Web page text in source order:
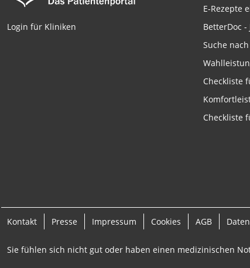
Login für Kliniken
E-Rezepte
BetterDoc
Suche
Checkliste
Checkliste
Kontakt Presse Impressum Cookies AGB
Sie fühlen sich nicht gut oder haben einen medizinischen